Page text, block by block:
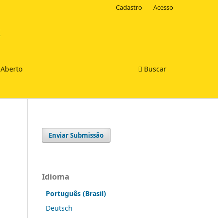
Buscar
Cadastro Acesso
Enviar Submissão
Idioma
Português (Brasil)
Deutsch